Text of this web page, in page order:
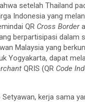
setelah Thailand
Indonesia yang
QR Cross Border
berpartisipasi dalam
Malaysia yang
Yogyakarta, dapat
QRIS (QR Code
kerja sama